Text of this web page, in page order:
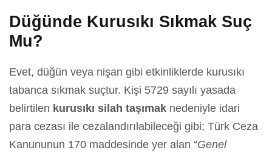
Düğünde Kurusıkı Sıkmak Suç
Mu?
Evet, düğün veya nişan gibi etkinliklerde kurusıkı
tabanca sıkmak suçtur. Kişi 5729 sayılı yasada
belirtilen kurusıkı silah taşımak nedeniyle idari
para cezası ile cezalandırılabileceği gibi; Türk Ceza
Kanununun 170 maddesinde yer alan “Genel